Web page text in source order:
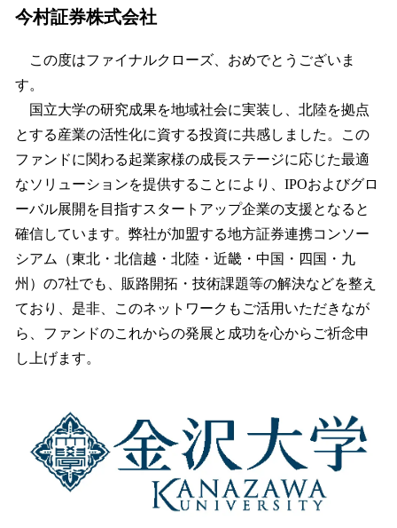
今村証券株式会社
この度はファイナルクローズ、おめでとうございま
す。
国立大学の研究成果を地域社会に実装し、北陸を拠点
とする産業の活性化に資する投資に共感しました。この
ファンドに関わる起業家様の成長ステージに応じた最適
なソリューションを提供することにより、IPOおよびグロ
ーバル展開を目指すスタートアップ企業の支援となると
確信しています。弊社が加盟する地方証券連携コンソー
シアム（東北・北信越・北陸・近畿・中国・四国・九
州）の7社でも、販路開拓・技術課題等の解決などを整え
ており、是非、このネットワークもご活用いただきなが
ら、ファンドのこれからの発展と成功を心からご祈念申
し上げます。